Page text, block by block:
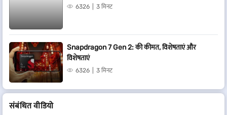
6326 3 मिनट
Snapdragon 7 Gen 2: की कीमत, विशेषताएं और
विशेषताएं
6326 3 मिनट
संबं​धित वीडियो